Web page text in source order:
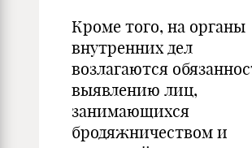
Кроме того, на органы
внутренних дел
возлагаются
выявлению лиц,
занимающихся
бродяжничеством и